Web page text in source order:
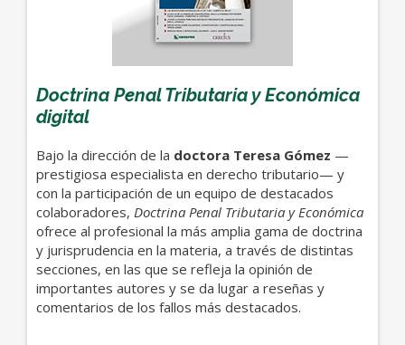
Doctrina Penal Tributaria y Económica
digital
Bajo la dirección de la doctora Teresa Gómez —
prestigiosa especialista en derecho tributario— y
con la participación de un equipo de destacados
colaboradores, Doctrina Penal Tributaria y Económica
ofrece al profesional la más amplia gama de doctrina
y jurisprudencia en la materia, a través de distintas
secciones, en las que se refleja la opinión de
importantes autores y se da lugar a reseñas y
comentarios de los fallos más destacados.